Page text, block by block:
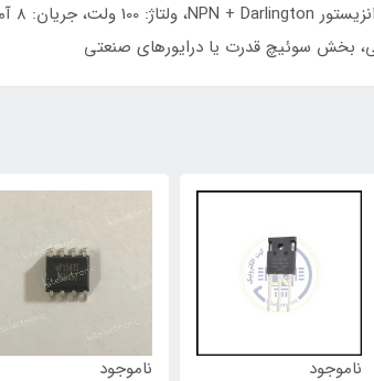
بخش سوئیچ قدرت یا درایورهای صنعتی
ناموجود ناموجود